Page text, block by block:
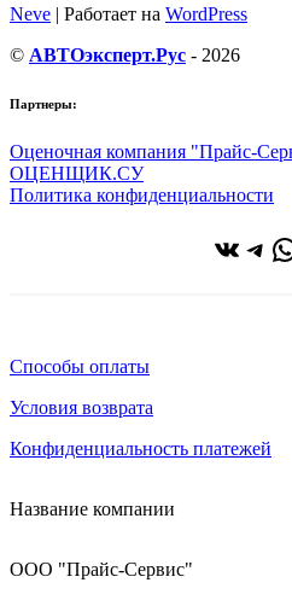
Neve | Работает на WordPress
© АВТОэксперт.Рус - 2026
Партнеры:
Оценочная компания "Прайс-
ОЦЕНЩИК.СУ
Политика конфиденциальности
Способы оплаты
Условия возврата
Конфиденциальность платежей
Название компании
ООО "Прайс-Сервис"